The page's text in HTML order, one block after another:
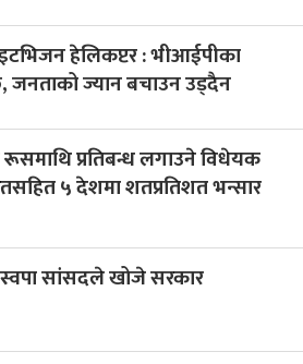
हेलिकप्टर : भीआईपीका
जनताको ज्यान बचाउन उड्दैन
रूसमाथि प्रतिबन्ध लगाउने विधेयक
५ देशमा शतप्रतिशत भन्सार
सांसदले खोजे सरकार